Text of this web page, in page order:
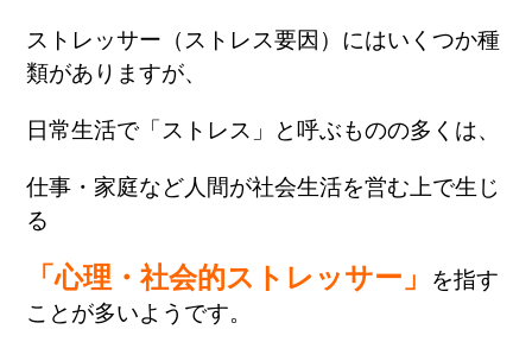
ストレッサー（ストレス要因）にはいくつか種
類がありますが、
日常生活で「ストレス」と呼ぶものの多くは、
仕事・家庭など人間が社会生活を営む上で生じ
る
「心理・社会的ストレッサー」
を指す
ことが多いようです。